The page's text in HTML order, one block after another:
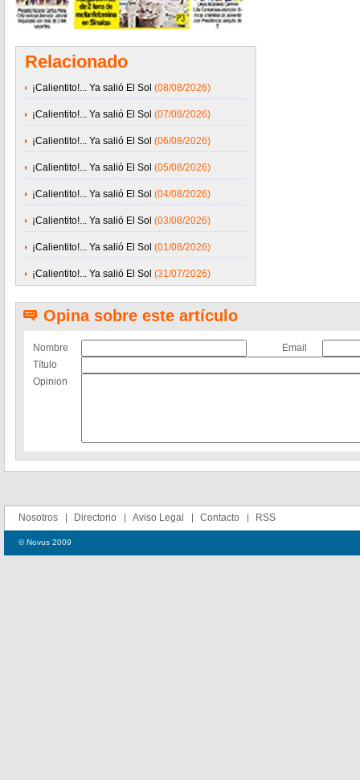
Relacionado
¡Calientito!... Ya salió El Sol (08/08/2026)
¡Calientito!... Ya salió El Sol (07/08/2026)
¡Calientito!... Ya salió El Sol (06/08/2026)
¡Calientito!... Ya salió El Sol (05/08/2026)
¡Calientito!... Ya salió El Sol (04/08/2026)
¡Calientito!... Ya salió El Sol (03/08/2026)
¡Calientito!... Ya salió El Sol (01/08/2026)
¡Calientito!... Ya salió El Sol (31/07/2026)
Opina sobre este artículo
Nombre
Email
Título
Opinion
Nosotros Directorio Aviso Legal Contacto RSS
© Novus 2009